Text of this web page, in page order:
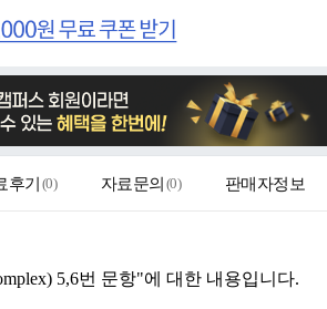
후기 (0) 자료문의 (0) 판매자정보
5,6번 문항"에 대한 내용입니다.